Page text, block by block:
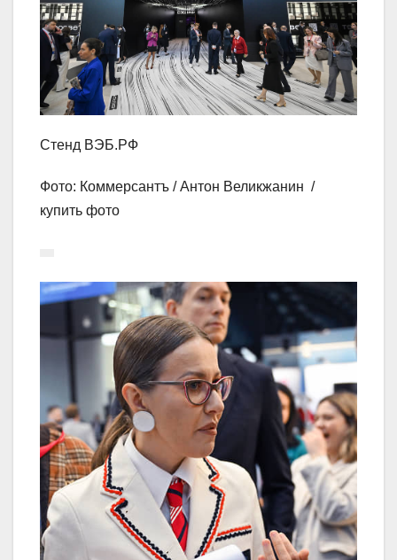
Стенд ВЭБ.РФ
Фото: Коммерсантъ / Антон Великжанин /
купить фото